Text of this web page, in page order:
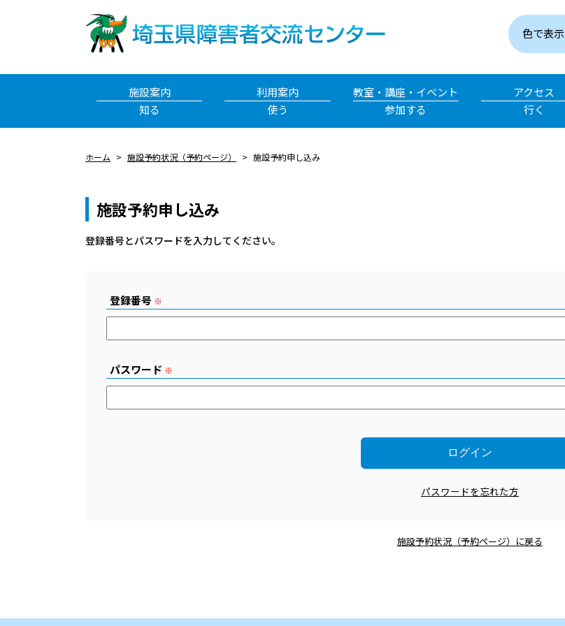
色で表示
施設案内
知る
利用案内
使う
教室・講座・イベント
参加する
アクセス
行く
ホーム 施設予約状況（予約ページ） 施設予約申し込み
施設予約申し込み
登録番号とパスワードを⼊⼒してください。
登録番号 ※
パスワード ※
パスワードを忘れた方
施設予約状況（予約ページ）に戻る